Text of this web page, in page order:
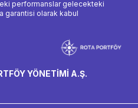
performanslar gelecekteki
garantisi olarak kabul
YÖNETİMİ A.Ş.